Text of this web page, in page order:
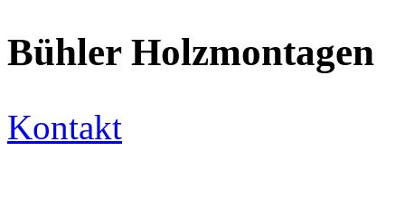
Bühler Holzmontagen
Kontakt